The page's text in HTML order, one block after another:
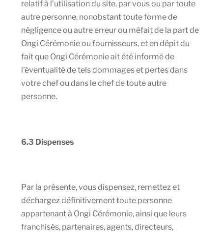
relatif à l’utilisation du site, par vous ou par toute
autre personne, nonobstant toute forme de
négligence ou autre erreur ou méfait de la part de
Ongi Cérémonie ou fournisseurs, et en dépit du
fait que Ongi Cérémonie ait été informé de
l’éventualité de tels dommages et pertes dans
votre chef ou dans le chef de toute autre
personne.
6.3 Dispenses
Par la présente, vous dispensez, remettez et
déchargez définitivement toute personne
appartenant à Ongi Cérémonie, ainsi que leurs
franchisés, partenaires, agents, directeurs,